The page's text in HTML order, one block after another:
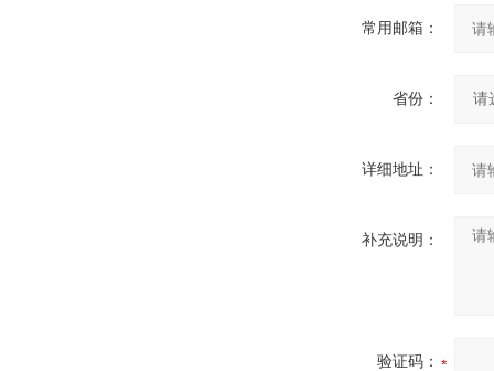
常用邮箱：
省份：
详细地址：
补充说明：
验证码：